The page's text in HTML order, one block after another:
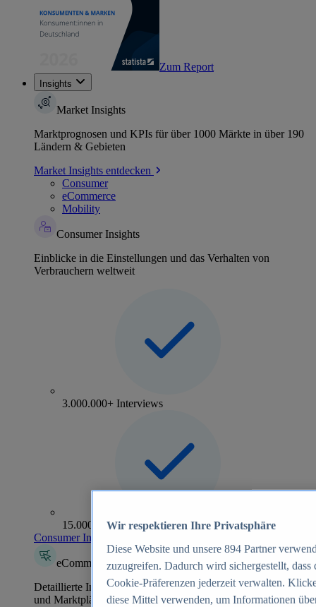
Zum Report
Insights
Market Insights
Marktprognosen und KPIs für über 1000 Märkte in über 190
Ländern & Gebieten
Market Insights entdecken
Consumer
eCommerce
Mobility
Consumer Insights
Einblicke in die Einstellungen und das Verhalten von
Verbrauchern weltweit
3.000.000+ Interviews
15.000+ Marken
Consumer Insights entdecken
eCommerce Insights
Detaillierte Informationen zu mehr als 39.000 Online-Shops
und Marktplätzen
Wir respektieren Ihre Privatsphäre
Diese Website und unsere 894 Partner
zuzugreifen. Dadurch wird sichergestellt,
Cookie-Präferenzen jederzeit verwalten.
diese Mittel verwenden, um Informationen